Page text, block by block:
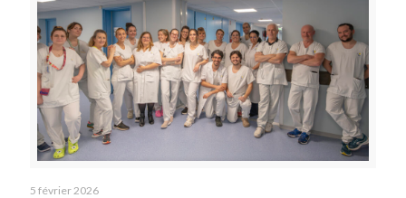
5 février 2026